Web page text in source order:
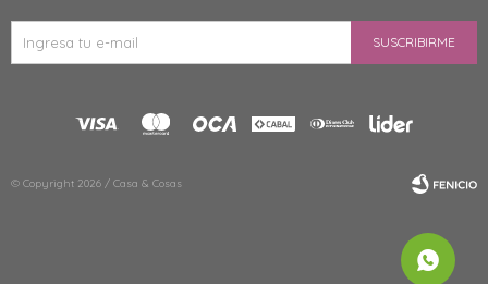
SUSCRIBIRME
© Copyright 2026 / Casa & Cosas